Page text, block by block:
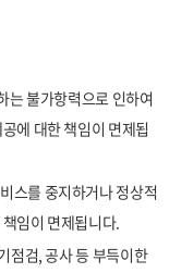
는 불가항력으로 인하여
에 대한 책임이 면제됩
스를 중지하거나 정상적
임이 면제됩니다.
점검, 공사 등 부득이한